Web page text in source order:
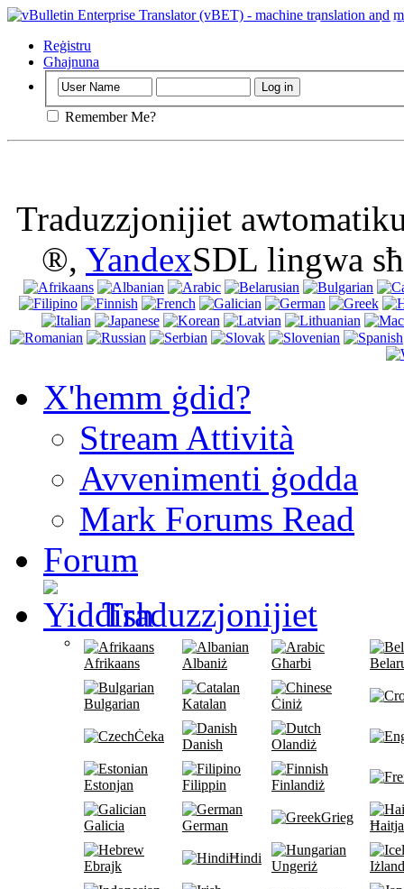
Importanti:
Reġistru
Għajnuna
Remember Me?
Traduzzjonijiet
®, YandexSDL lingwa
X'hemm ġdid?
Stream Attività
Avvenimenti ġodda
Mark Forums Read
Forum
Traduzzjonijiet
Afrikaans Albaniż Għarbi
Bulgarian Katalan Ċiniż
Ċeka
Danish Olandiż
Estonjan Filippin Finlandiż
Galicia German
Grieg
Ebrajk
Ħindi
Ungeriż